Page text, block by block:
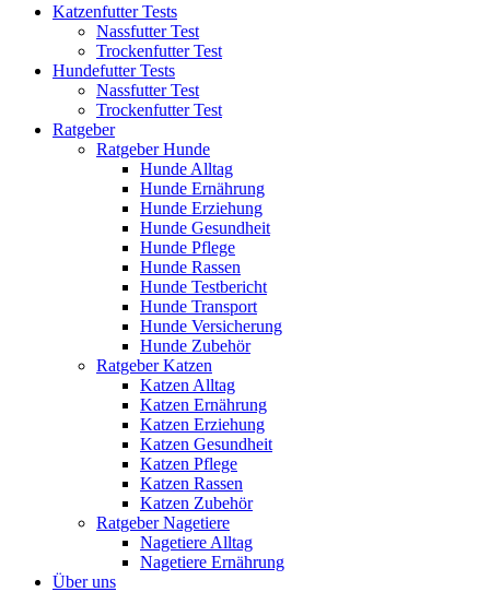
Katzenfutter Tests
Nassfutter Test
Trockenfutter Test
Hundefutter Tests
Nassfutter Test
Trockenfutter Test
Ratgeber
Ratgeber Hunde
Hunde Alltag
Hunde Ernährung
Hunde Erziehung
Hunde Gesundheit
Hunde Pflege
Hunde Rassen
Hunde Testbericht
Hunde Transport
Hunde Versicherung
Hunde Zubehör
Ratgeber Katzen
Katzen Alltag
Katzen Ernährung
Katzen Erziehung
Katzen Gesundheit
Katzen Pflege
Katzen Rassen
Katzen Zubehör
Ratgeber Nagetiere
Nagetiere Alltag
Nagetiere Ernährung
Über uns